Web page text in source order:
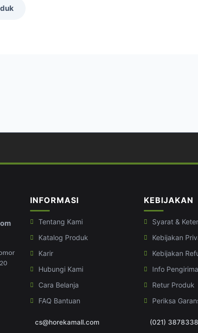
INFORMASI
Tentang Kami
Katalog Produk
Karir
Hubungi Kami
Cara Belanja
FAQ Bantuan
KEBIJAKAN
Syarat &
Kebijakan
Kebijakan
Info
Retur Produk
Periksa
cs@horekamall.com (021)